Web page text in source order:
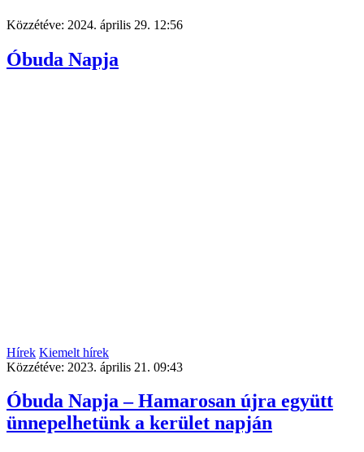
Közzétéve: 2024. április 29. 12:56
Óbuda Napja
Hírek Kiemelt hírek
Közzétéve: 2023. április 21. 09:43
Óbuda Napja – Hamarosan újra együtt
ünnepelhetünk a kerület napján